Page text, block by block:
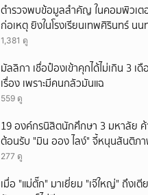
ตำรวจพบข้อมูลสำคัญ ในคอมพิวเต
ก่อเหตุ ยิงในโรงเรียนเทพศิรินทร์ นน
1,381 ดู
มัลลิกา เชื่อป๋องเข้าคุกได้ไม่เกิน 3 เ
เรื่อง เพราะมีคนกลัวมันแฉ
559 ดู
19 องค์กรนิสิตนักศึกษา 3 มหาลัย ค้
ต้อนรับ "มิน ออง ไลง์" จี้หนุนสันติภ
277 ดู
เมื่อ "แม่ตั๊ก" มาเยี่ยม "เจ๊ใหญ่" ถึงเตี